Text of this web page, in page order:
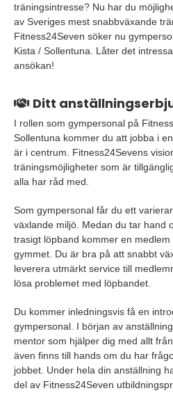
träningsintresse? Nu har du
av Sveriges mest snabbväxande
Fitness24Seven söker nu
Kista / Sollentuna. Låter det
ansökan!
Ditt
I rollen som gympersonal på
Sollentuna kommer du att jobba i
är i centrum. Fitness24Sevens
träningsmöjligheter som är
alla har råd med.
Som gympersonal får du ett
växlande miljö. Medan du tar hand
trasigt löpband kommer en
gymmet. Du är bra på att snabbt
leverera utmärkt service till
lösa problemet med löpbandet.
Du kommer inledningsvis få en
gympersonal. I början av
mentor som hjälper dig med allt
även finns till hands om du har
jobbet. Under hela din anställning
del av Fitness24Seven